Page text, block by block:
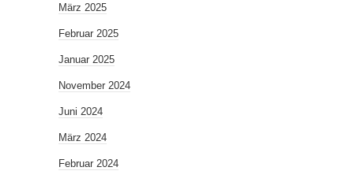
März 2025
Februar 2025
Januar 2025
November 2024
Juni 2024
März 2024
Februar 2024